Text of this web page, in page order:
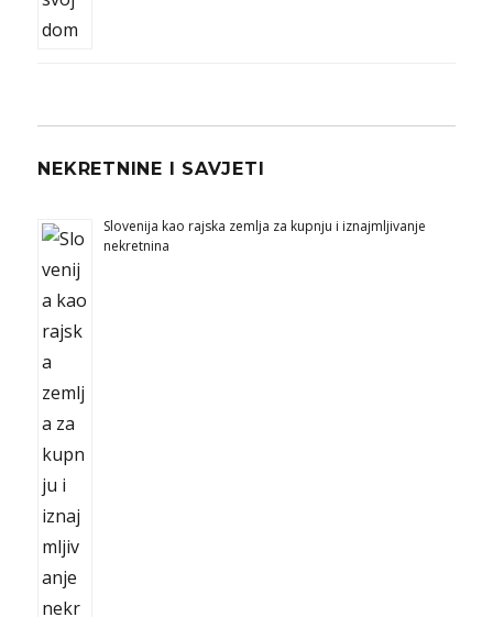
NEKRETNINE I SAVJETI
Slovenija kao rajska zemlja za kupnju i iznajmljivanje
nekretnina